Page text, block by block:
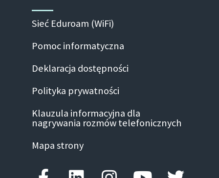
Sieć Eduroam (WiFi)
Pomoc informatyczna
Deklaracja dostępności
Polityka prywatności
Klauzula informacyjna dla
nagrywania rozmów telefonicznych
Mapa strony
Facebook-f
LinkedinInstagram
Youtube